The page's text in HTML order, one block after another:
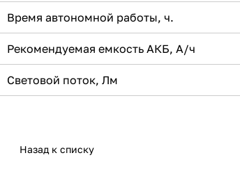
Время автономной работы, ч.
Рекомендуемая емкость АКБ, А/ч
Световой поток, Лм
Назад к списку